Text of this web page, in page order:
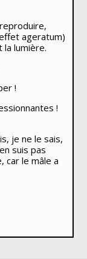
ageratum)
la lumière.
!
!
, je ne le sais,
suis pas
car le mâle a